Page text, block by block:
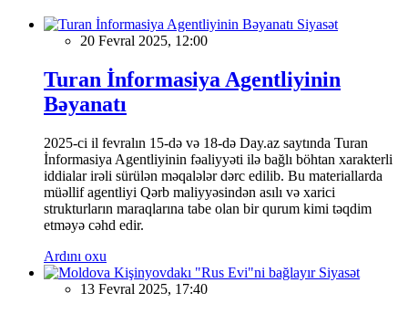
Siyasət
20 Fevral 2025, 12:00
Turan İnformasiya Agentliyinin
Bəyanatı
2025-ci il fevralın 15-də və 18-də Day.az saytında Turan
İnformasiya Agentliyinin fəaliyyəti ilə bağlı böhtan xarakterli
iddialar irəli sürülən məqalələr dərc edilib. Bu materiallarda
müəllif agentliyi Qərb maliyyəsindən asılı və xarici
strukturların maraqlarına tabe olan bir qurum kimi təqdim
etməyə cəhd edir.
Ardını oxu
Siyasət
13 Fevral 2025, 17:40